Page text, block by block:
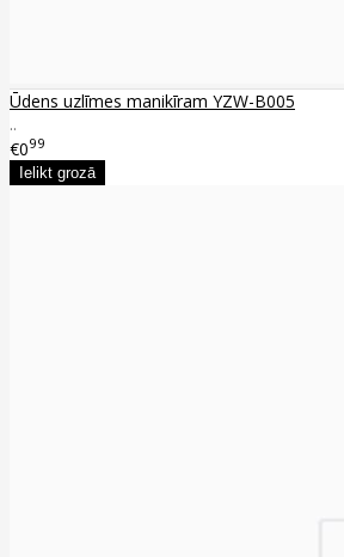
Ūdens uzlīmes manikīram YZW-B005
..
€099